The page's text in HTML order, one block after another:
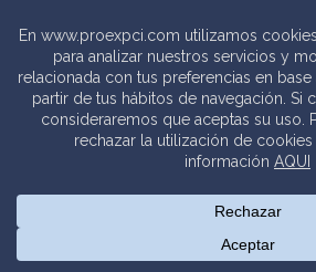
© 2020 PROEXPCI. PROTECCIÓN CONTRA
Thebits_Creative Studio |Política de privacidad.